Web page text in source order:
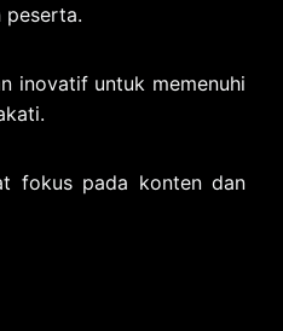
peserta.
inovatif untuk memenuhi
fokus pada konten dan